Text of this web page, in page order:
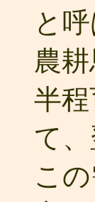
と
農
半
て
こ